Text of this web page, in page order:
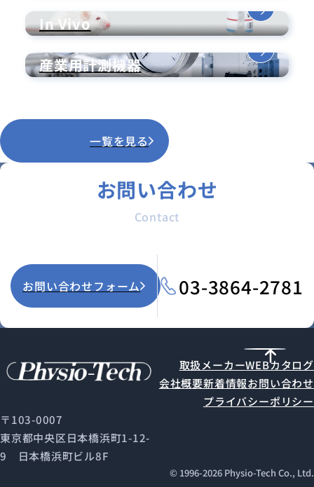
In Vivo
産業用計測機器
一覧を見る
お問い合わせ
Contact
お問い合わせフォーム 03-3864-2781
〒103-0007
東京都中央区日本橋浜町1-12-
9 日本橋浜町ビル8F
取扱メーカーWEBカタログ
会社概要新着情報お問い合わせ
プライバシーポリシー
© 1996-2026 Physio-Tech Co., Ltd.